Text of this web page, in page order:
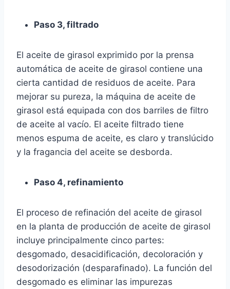
Paso 3, filtrado
El aceite de girasol exprimido por la prensa
automática de aceite de girasol contiene una
cierta cantidad de residuos de aceite. Para
mejorar su pureza, la máquina de aceite de
girasol está equipada con dos barriles de filtro
de aceite al vacío. El aceite filtrado tiene
menos espuma de aceite, es claro y translúcido
y la fragancia del aceite se desborda.
Paso 4, refinamiento
El proceso de refinación del aceite de girasol
en la planta de producción de aceite de girasol
incluye principalmente cinco partes:
desgomado, desacidificación, decoloración y
desodorización (desparafinado). La función del
desgomado es eliminar las impurezas